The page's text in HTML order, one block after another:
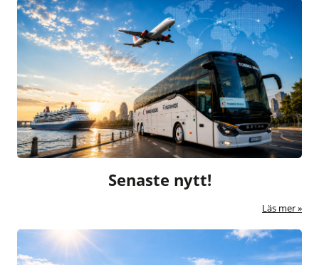
Senaste nytt!
Läs mer